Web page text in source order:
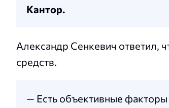
Кантор.
Александр Сенкевич ответил,
средств.
— Есть объективные